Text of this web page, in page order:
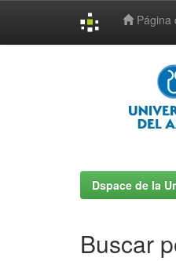
Página
Dspace de la
Buscar